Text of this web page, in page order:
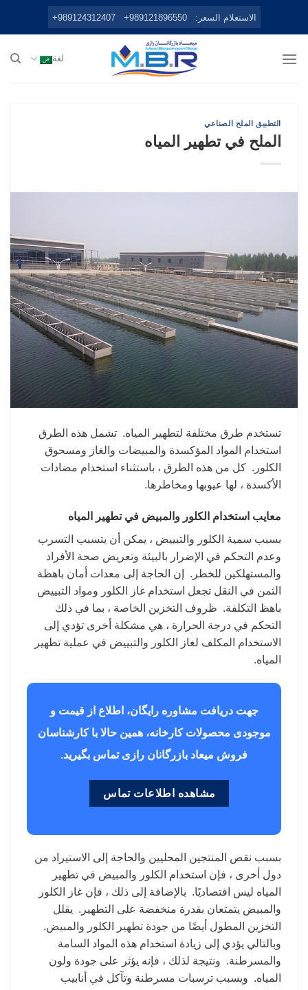
الاستعلام السعر: 989121896550+
989124312407+
لغة
التطبيق الملح الصناعي
الملح في تطهير المياه
تستخدم طرق مختلفة لتطهير المياه. تشمل هذه الطرق
استخدام المواد المؤكسدة والمبيضات والغاز ومسحوق
الكلور. كل من هذه الطرق ، باستثناء استخدام مضادات
الأكسدة ، لها عيوبها ومخاطرها.
معايب استخدام الكلور والمبيض في تطهير المياه
بسبب سمية الكلور والتبييض ، يمكن أن يتسبب التسرب
وعدم التحكم في الإضرار بالبيئة وتعريض صحة الأفراد
والمستهلكين للخطر. إن الحاجة إلى معدات أمان باهظة
الثمن في النقل تجعل استخدام غاز الكلور ومواد التبييض
باهظ التكلفة. ظروف التخزين الخاصة ، بما في ذلك
التحكم في درجة الحرارة ، هي مشكلة أخرى تؤدي إلى
الاستخدام المكلف لغاز الكلور والتبييض في عملية تطهير
المياه.
جهت دریافت مشاوره رایگان، اطلاع از قیمت و
موجودی محصولات کارخانه، همین حالا با کارشناسان
فروش میعاد بازرگانان رازی تماس بگیرید.
مشاهده اطلاعات تماس
بسبب نقص المنتجين المحليين والحاجة إلى الاستيراد من
دول أخرى ، فإن استخدام الكلور والمبيض في تطهير
المياه ليس اقتصاديًا. بالإضافة إلى ذلك ، فإن غاز الكلور
والمبيض يتمتعان بقدرة منخفضة على التطهير. يقلل
التخزين المطول أيضًا من جودة تطهير الكلور والمبيض.
وبالتالي يؤدي إلى زيادة استخدام هذه المواد السامة
والمسرطنة. ونتيجة لذلك ، فإنه يؤثر على جودة ولون
المياه. ويسبب ترسبات مسرطنة وتآكل في أنابيب